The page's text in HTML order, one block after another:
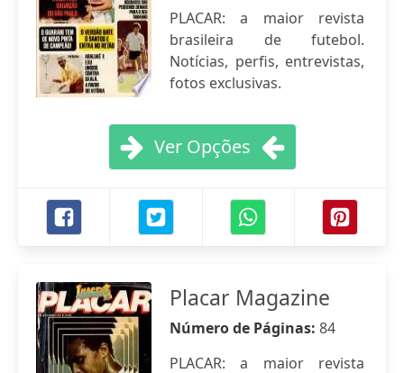
PLACAR: a maior revista
brasileira de futebol.
Notícias, perfis, entrevistas,
fotos exclusivas.
Ver Opções
Placar Magazine
Número de Páginas: 84
PLACAR: a maior revista